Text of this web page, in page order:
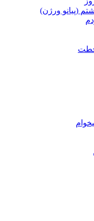
(پیانو ورژن)
خطت